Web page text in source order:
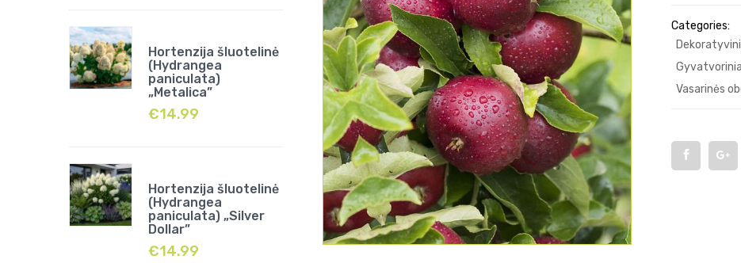
Hortenzija šluotelinė
(Hydrangea
paniculata)
„Metalica”
€14.99
Hortenzija šluotelinė
(Hydrangea
paniculata) „Silver
Dollar”
€14.99
Categories:
Vasarinės